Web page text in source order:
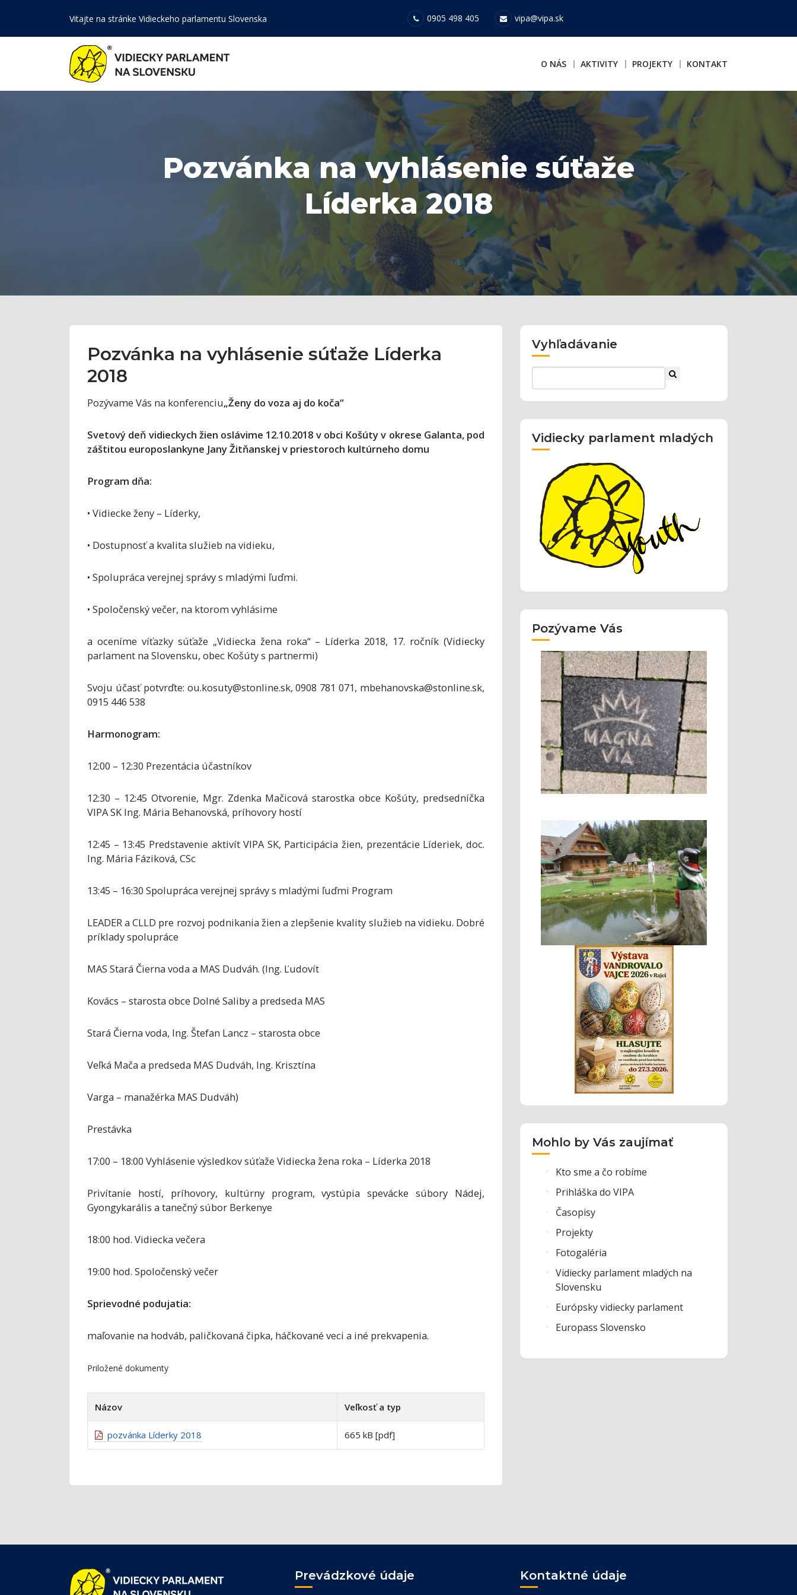
Vitajte na stránke Vidieckeho parlamentu Slovenska 0905 498 405 vipa@vipa.sk
O NÁS AKTIVITY PROJEKTY KONTAKT
Pozvánka na vyhlásenie súťaže
Líderka 2018
Pozvánka na vyhlásenie súťaže Líderka
2018
Pozývame Vás na konferenciu„Ženy do voza aj do koča“
Svetový deň vidieckych žien oslávime 12.10.2018 v obci Košúty v okrese Galanta, pod
záštitou europoslankyne Jany Žitňanskej v priestoroch kultúrneho domu
Program dňa:
• Vidiecke ženy – Líderky,
• Dostupnosť a kvalita služieb na vidieku,
• Spolupráca verejnej správy s mladými ľuďmi.
• Spoločenský večer, na ktorom vyhlásime
a oceníme víťazky súťaže „Vidiecka žena roka“ – Líderka 2018, 17. ročník (Vidiecky
parlament na Slovensku, obec Košúty s partnermi)
Svoju účasť potvrďte: ou.kosuty@stonline.sk, 0908 781 071, mbehanovska@stonline.sk,
0915 446 538
Harmonogram:
12:00 – 12:30 Prezentácia účastníkov
12:30 – 12:45 Otvorenie, Mgr. Zdenka Mačicová starostka obce Košúty, predsedníčka
VIPA SK Ing. Mária Behanovská, príhovory hostí
12:45 – 13:45 Predstavenie aktivít VIPA SK, Participácia žien, prezentácie Líderiek, doc.
Ing. Mária Fáziková, CSc
13:45 – 16:30 Spolupráca verejnej správy s mladými ľuďmi Program
LEADER a CLLD pre rozvoj podnikania žien a zlepšenie kvality služieb na vidieku. Dobré
príklady spolupráce
MAS Stará Čierna voda a MAS Dudváh. (Ing. Ľudovít
Kovács – starosta obce Dolné Saliby a predseda MAS
Stará Čierna voda, Ing. Štefan Lancz – starosta obce
Veľká Mača a predseda MAS Dudváh, Ing. Krisztína
Varga – manažérka MAS Dudváh)
Prestávka
17:00 – 18:00 Vyhlásenie výsledkov súťaže Vidiecka žena roka – Líderka 2018
Privítanie hostí, príhovory, kultúrny program, vystúpia spevácke súbory Nádej,
Gyongykarális a tanečný súbor Berkenye
18:00 hod. Vidiecka večera
19:00 hod. Spoločenský večer
Sprievodné podujatia:
maľovanie na hodváb, paličkovaná čipka, háčkované veci a iné prekvapenia.
Priložené dokumenty
Názov Veľkosť a typ
pozvánka Líderky 2018 665 kB [pdf]
Vyhľadávanie
Vidiecky parlament mladých
Pozývame Vás
Mohlo by Vás zaujímať
Kto sme a čo robíme
Prihláška do VIPA
Časopisy
Projekty
Fotogaléria
Vidiecky parlament mladých na
Slovensku
Európsky vidiecky parlament
Europass Slovensko
Prevádzkové údaje Kontaktné údaje